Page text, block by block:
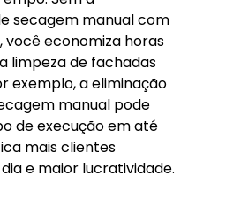
secagem manual com
você economiza horas
limpeza de fachadas
exemplo, a eliminação
manual pode
de execução em até
mais clientes
e maior lucratividade.